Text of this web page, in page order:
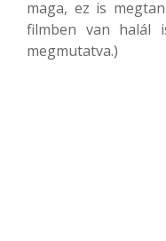
maga, ez is
filmben van halál
megmutatva.)